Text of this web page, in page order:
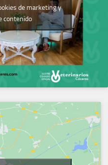
de marketing y
contenido